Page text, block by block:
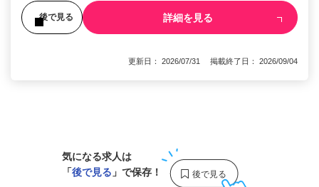
後で見る 詳細を見る
更新日： 2026/07/31 掲載終了日： 2026/09/04
気になる求人は
「後で見る 」で保存！